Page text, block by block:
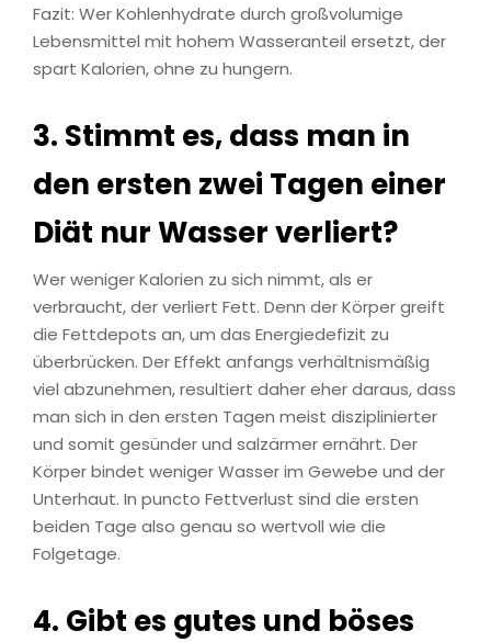
Fazit: Wer Kohlenhydrate durch großvolumige
Lebensmittel mit hohem Wasseranteil ersetzt, der
spart Kalorien, ohne zu hungern.
3. Stimmt es, dass man in
den ersten zwei Tagen einer
Diät nur Wasser verliert?
Wer weniger Kalorien zu sich nimmt, als er
verbraucht, der verliert Fett. Denn der Körper greift
die Fettdepots an, um das Energiedefizit zu
überbrücken. Der Effekt anfangs verhältnismäßig
viel abzunehmen, resultiert daher eher daraus, dass
man sich in den ersten Tagen meist disziplinierter
und somit gesünder und salzärmer ernährt. Der
Körper bindet weniger Wasser im Gewebe und der
Unterhaut. In puncto Fettverlust sind die ersten
beiden Tage also genau so wertvoll wie die
Folgetage.
4. Gibt es gutes und böses